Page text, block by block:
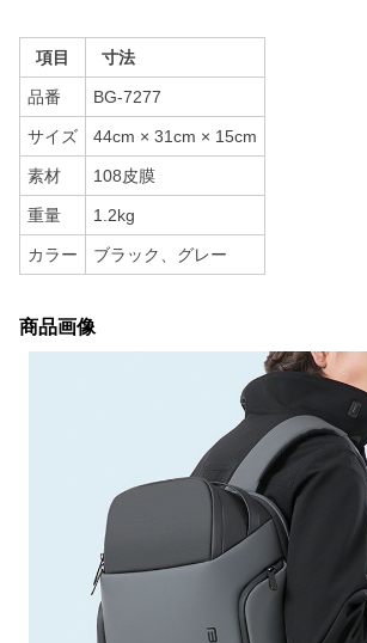
項目 寸法
品番 BG-7277
サイズ 44cm × 31cm × 15cm
素材 108皮膜
重量 1.2kg
カラー ブラック、グレー
商品画像